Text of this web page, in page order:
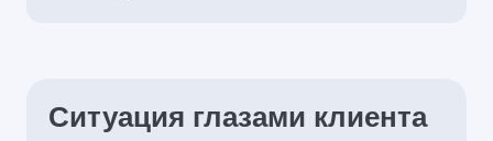
Ситуация глазами клиента